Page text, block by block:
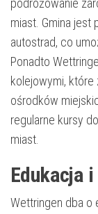
podróżowanie
miast. Gmina jest
autostrad, co
Ponadto
kolejowymi, które
ośrodków
regularne kursy
miast.
Edukacja
Wettringen dba o